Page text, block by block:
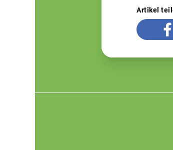
Artikel